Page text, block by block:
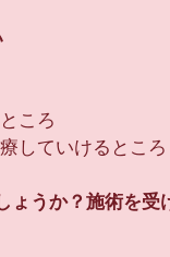
ころ
していけるところ
ょうか？施術を受